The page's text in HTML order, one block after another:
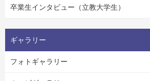
卒業生インタビュー（立教大学生）
ギャラリー
フォトギャラリー